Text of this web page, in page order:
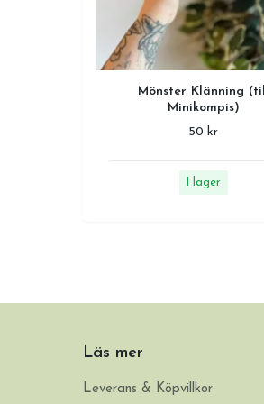
Mönster Klänning (till
Minikompis)
50 kr
I lager
Läs mer
Leverans & Köpvillkor